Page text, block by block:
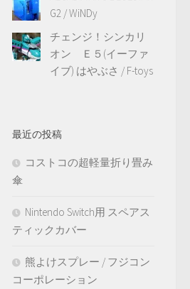
G2 / WiNDy
チェンジ！シンカリ
オン Ｅ５(イーファ
イブ) はやぶさ / F-toys
最近の投稿
コストコの超軽量折り畳み
傘
Nintendo Switch用 スペアス
ティックカバー
熊よけスプレー / フジコン
コーポレーション